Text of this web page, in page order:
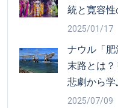
統と寛容性
2025/01/17
ナウル「
末路とは
悲劇から学
2025/07/09